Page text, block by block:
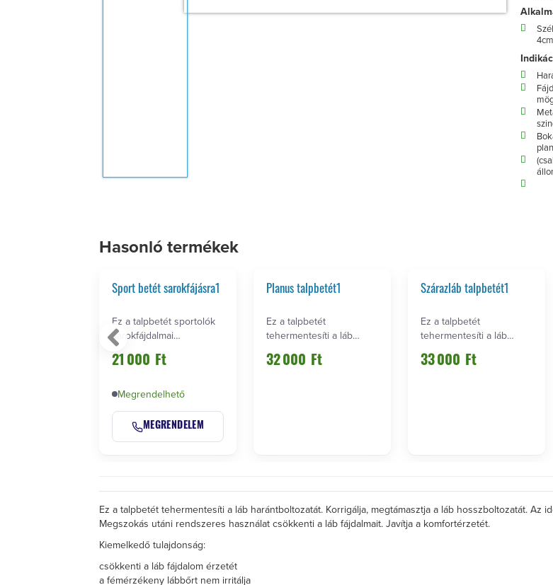
Hasonló termékek
Sport betét sarokfájásra1
Ez a talpbetét sportolók
sarokfájdalmai
enyhitésére hasznos
21 000 Ft
Megrendelhető
MEGRENDELEM
Planus talpbetét1
Ez a talpbetét
tehermentesíti a láb
harántboltozatát.
Korrigálj…
32 000 Ft
Szárazláb talpbetét1
Ez a talpbetét
tehermentesíti a láb
harántboltozatát.
Korrigálj…
33 000 Ft
Ez a talpbetét tehermentesíti a láb harántboltozatát. Korrigálja, megtámasztja a láb hosszboltozatát.
Megszokás utáni rendszeres használat csökkenti a láb fájdalmait. Javítja a komfortérzetét.
Kiemelkedő tulajdonság:
csökkenti a láb fájdalom érzetét
a fémérzékeny lábbőrt nem irritálja